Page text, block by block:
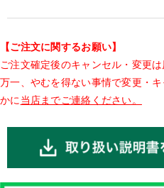
【ご注文に関するお願い】
ご注文確定後のキャンセル・変更
万一、やむを得ない事情で変更・
かに 当店までご連絡ください。